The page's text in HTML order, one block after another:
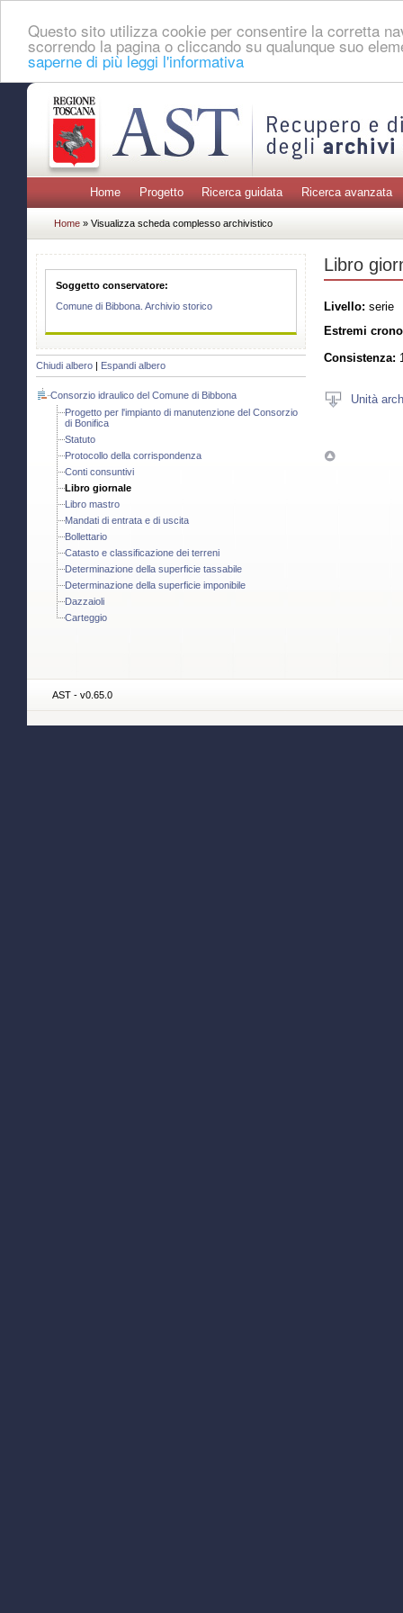
Questo sito utilizza cookie per consentire la corretta
scorrendo la pagina o cliccando su qualunque suo
saperne di più leggi l'informativa
Home Progetto Ricerca guidata Ricerca avanzata
Home » Visualizza scheda complesso archivistico
Soggetto conservatore:
Comune di Bibbona. Archivio storico
Chiudi albero Espandi albero
Consorzio idraulico del Comune di Bibbona
Progetto per l'impianto di manutenzione del Consorzio
di Bonifica
Statuto
Protocollo della corrispondenza
Conti consuntivi
Libro giornale
Libro mastro
Mandati di entrata e di uscita
Bollettario
Catasto e classificazione dei terreni
Determinazione della superficie tassabile
Determinazione della superficie imponibile
Dazzaioli
Carteggio
Libro
Livello: serie
Estremi
Consistenza:
Unità
AST - v0.65.0